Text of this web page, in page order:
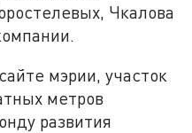
Чкалова
мэрии, участок
метров
развития